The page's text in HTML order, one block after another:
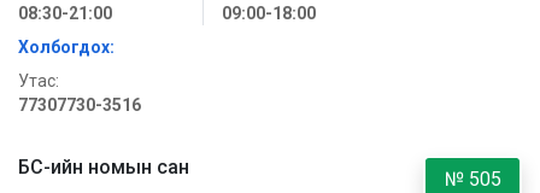
08:30-21:00
09:00-18:00
Холбогдох:
Утас:
77307730-3516
БС-ийн номын сан
№ 505